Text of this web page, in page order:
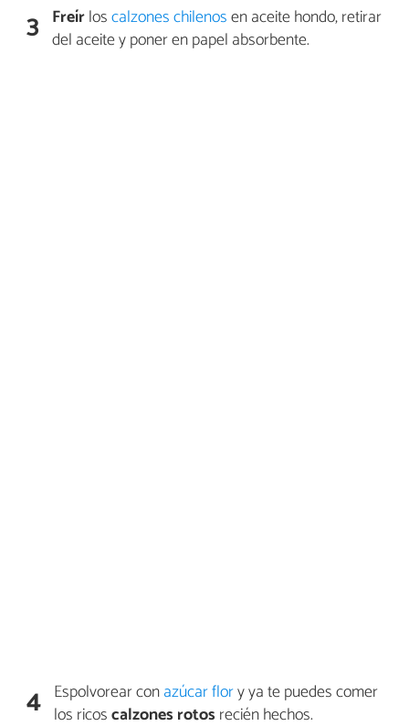
3 Freírloscalzones chilenosen aceite hondo, retirar
del aceite y poner en papel absorbente.
4 Espolvorear conazúcar flory ya te puedes comer
los ricoscalzones rotos recién hechos.